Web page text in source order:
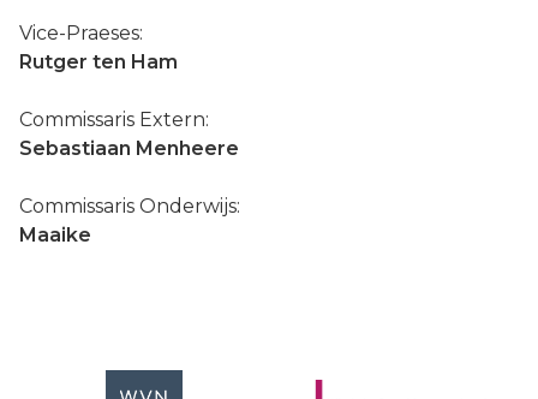
Vice-Praeses:
Rutger ten Ham
Commissaris Extern:
Sebastiaan Menheere
Commissaris Onderwijs:
Maaike